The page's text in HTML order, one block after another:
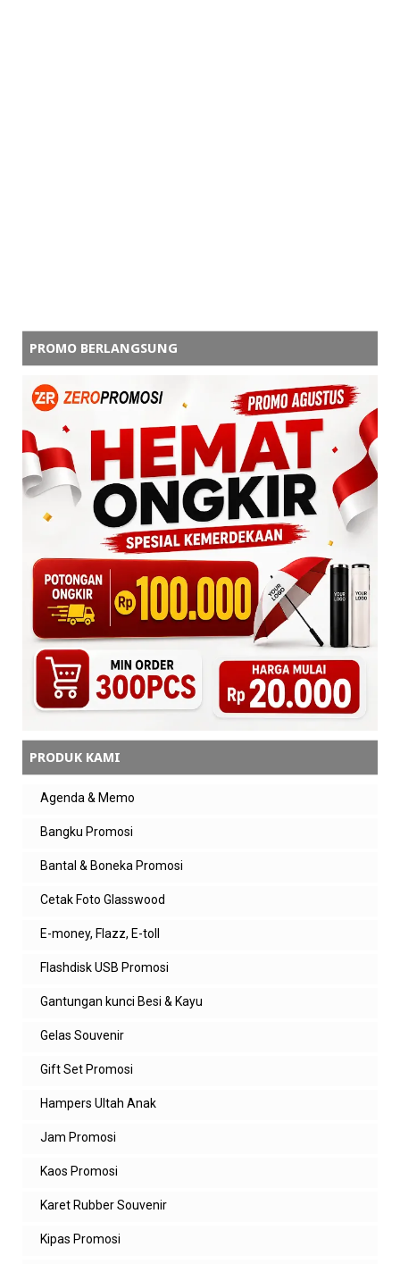
PROMO BERLANGSUNG
PRODUK KAMI
Agenda & Memo
Bangku Promosi
Bantal & Boneka Promosi
Cetak Foto Glasswood
E-money, Flazz, E-toll
Flashdisk USB Promosi
Gantungan kunci Besi & Kayu
Gelas Souvenir
Gift Set Promosi
Hampers Ultah Anak
Jam Promosi
Kaos Promosi
Karet Rubber Souvenir
Kipas Promosi